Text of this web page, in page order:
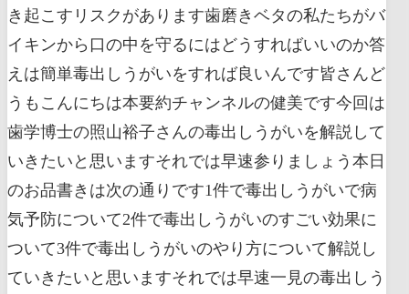
き起こすリスクがあります歯磨きベタの私たちがバ
イキンから口の中を守るにはどうすればいいのか答
えは簡単毒出しうがいをすれば良いんです皆さんど
うもこんにちは本要約チャンネルの健美です今回は
歯学博士の照山裕子さんの毒出しうがいを解説して
いきたいと思いますそれでは早速参りましょう本日
のお品書きは次の通りです1件で毒出しうがいで病
気予防について2件で毒出しうがいのすごい効果に
ついて3件で毒出しうがいのやり方について解説し
ていきたいと思いますそれでは早速一見の毒出しう